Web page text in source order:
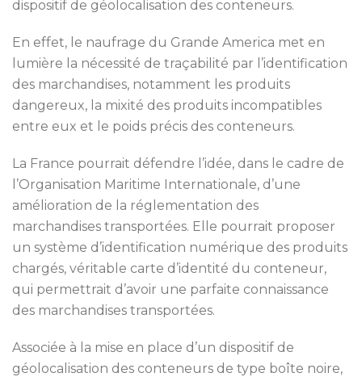
dispositif de géolocalisation des conteneurs.
En effet, le naufrage du Grande America met en
lumière la nécessité de traçabilité par l’identification
des marchandises, notamment les produits
dangereux, la mixité des produits incompatibles
entre eux et le poids précis des conteneurs.
La France pourrait défendre l’idée, dans le cadre de
l’Organisation Maritime Internationale, d’une
amélioration de la réglementation des
marchandises transportées. Elle pourrait proposer
un système d’identification numérique des produits
chargés, véritable carte d’identité du conteneur,
qui permettrait d’avoir une parfaite connaissance
des marchandises transportées.
Associée à la mise en place d’un dispositif de
géolocalisation des conteneurs de type boîte noire,